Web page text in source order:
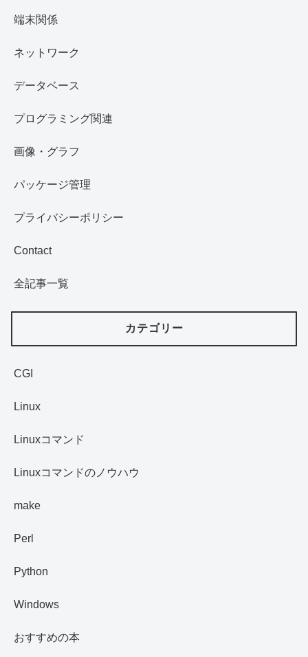
端末関係
ネットワーク
データベース
プログラミング関連
画像・グラフ
パッケージ管理
プライバシーポリシー
Contact
全記事一覧
カテゴリー
CGI
Linux
Linuxコマンド
Linuxコマンドのノウハウ
make
Perl
Python
Windows
おすすめの本